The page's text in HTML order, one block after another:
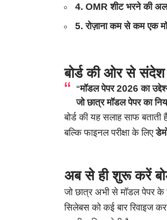
4. OMR शीट भरने की
5. रोज़ाना कम से कम एक
बोर्ड की ओर से संदेश
“मॉडल पेपर 2026 का उद्देश्य
जो छात्र मॉडल पेपर का
बोर्ड की यह सलाह साफ
बल्कि फाइनल परीक्षा के लिए
अब से ही शुरू करें
जो छात्र अभी से मॉडल पेपर के
सिलेबस को कई बार रिवाइज